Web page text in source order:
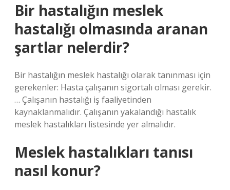
Bir hastalığın meslek
hastalığı olmasında aranan
şartlar nelerdir?
Bir hastalığın meslek hastalığı olarak tanınması için
gerekenler: Hasta çalışanın sigortalı olması gerekir.
… Çalışanın hastalığı iş faaliyetinden
kaynaklanmalıdır. Çalışanın yakalandığı hastalık
meslek hastalıkları listesinde yer almalıdır.
Meslek hastalıkları tanısı
nasıl konur?